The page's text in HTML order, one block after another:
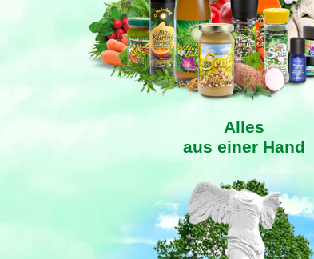
Alles
aus einer Hand